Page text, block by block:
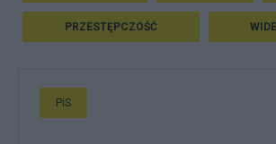
PRZESTĘPCZOŚĆ
PiS